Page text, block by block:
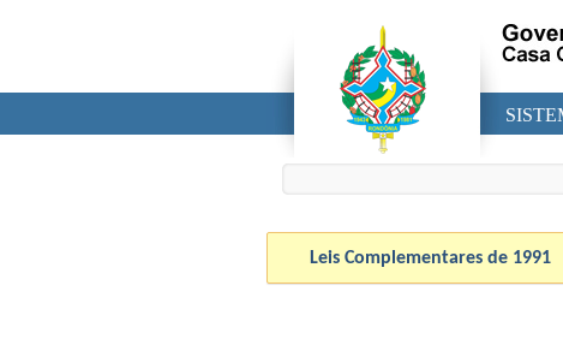
Leis Complementares de 1991